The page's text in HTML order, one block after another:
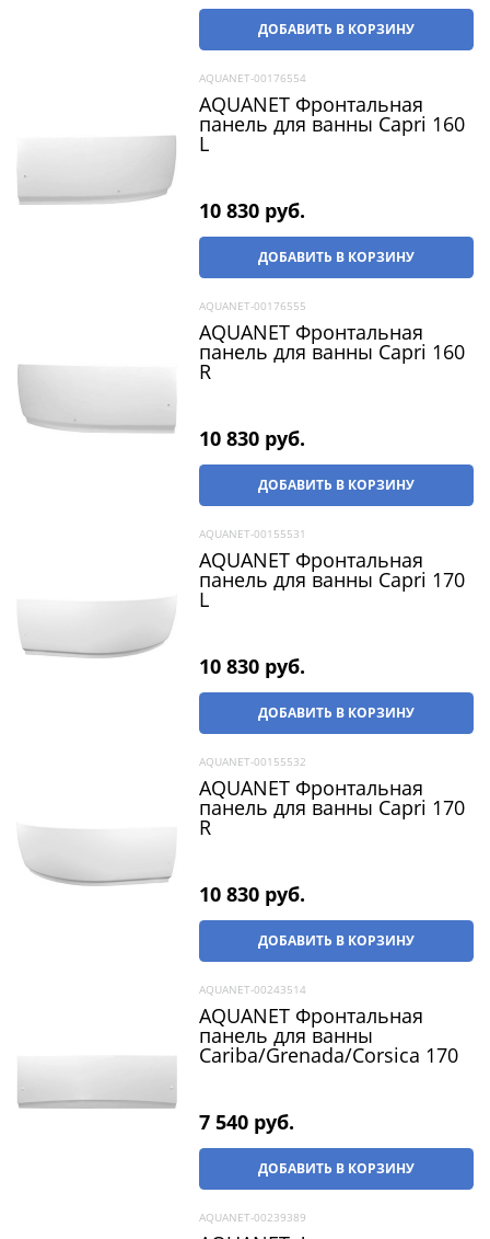
ДОБАВИТЬ В КОРЗИНУ
AQUANET-00176554
AQUANET Фронтальная
панель для ванны Capri 160
L
10 830 руб.
ДОБАВИТЬ В КОРЗИНУ
AQUANET-00176555
AQUANET Фронтальная
панель для ванны Capri 160
R
10 830 руб.
ДОБАВИТЬ В КОРЗИНУ
AQUANET-00155531
AQUANET Фронтальная
панель для ванны Capri 170
L
10 830 руб.
ДОБАВИТЬ В КОРЗИНУ
AQUANET-00155532
AQUANET Фронтальная
панель для ванны Capri 170
R
10 830 руб.
ДОБАВИТЬ В КОРЗИНУ
AQUANET-00243514
AQUANET Фронтальная
панель для ванны
Cariba/Grenada/Corsica 170
7 540 руб.
ДОБАВИТЬ В КОРЗИНУ
AQUANET-00239389